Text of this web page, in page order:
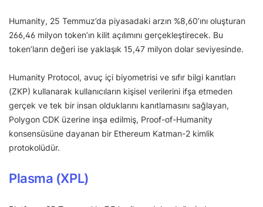
Humanity, 25 Temmuz’da piyasadaki arzın %8,60’ını oluşturan
266,46 milyon token’ın kilit açılımını gerçekleştirecek. Bu
token’ların değeri ise yaklaşık 15,47 milyon dolar seviyesinde.
Humanity Protocol, avuç içi biyometrisi ve sıfır bilgi kanıtları
(ZKP) kullanarak kullanıcıların kişisel verilerini ifşa etmeden
gerçek ve tek bir insan olduklarını kanıtlamasını sağlayan,
Polygon CDK üzerine inşa edilmiş, Proof-of-Humanity
konsensüsüne dayanan bir Ethereum Katman-2 kimlik
protokolüdür.
Plasma (XPL)